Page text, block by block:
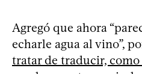
Agregó que ahora
echarle agua al vino”,
tratar de traducir, como